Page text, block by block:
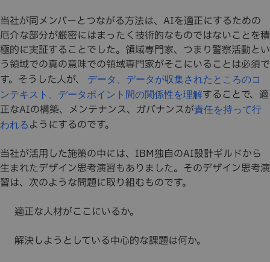
当社が同メンバーとつながる方法は、AIを適正にするための
厄介な部分が厳密にはまったく技術的なものではないことを積
極的に実証することでした。領域専門家、つまり警察活動とい
う領域での真の意味での領域専門家がそこにいることは必須で
す。そうした人が、
データ、データが収集されたところのコ
ンテキスト、データポイント間の関係性を理解することで、適
正なAIの構築、メンテナンス、ガバナンスが責任を持って行
われる ようにするのです。
当社が活用した施策の中には、IBM独自のAI設計ギルドから
生まれたデザイン思考演習もありました。そのデザイン思考演
習は、次のような問題に取り組むものです。
適正な人材がここにいるか。
解決しようとしている中心的な課題は何か。